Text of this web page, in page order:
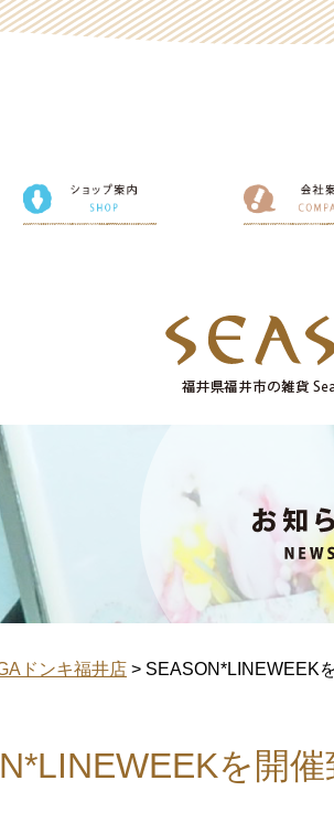
ドンキ福井店 > SEASON*LINEWEEK
を開